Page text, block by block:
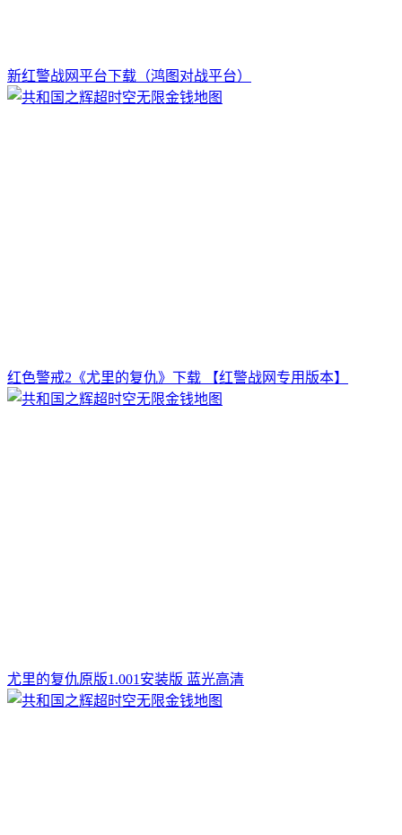
新红警战网平台下载（鸿图对战平台）
红色警戒2《尤里的复仇》下载 【红警战网专用版本】
尤里的复仇原版1.001安装版 蓝光高清